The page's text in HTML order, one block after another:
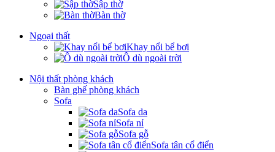
Sập thờ
Bàn thờ
Ngoại thất
Khay nổi bể bơi
Ô dù ngoài trời
Nội thất phòng khách
Bàn ghế phòng khách
Sofa
Sofa da
Sofa nỉ
Sofa gỗ
Sofa tân cổ điển